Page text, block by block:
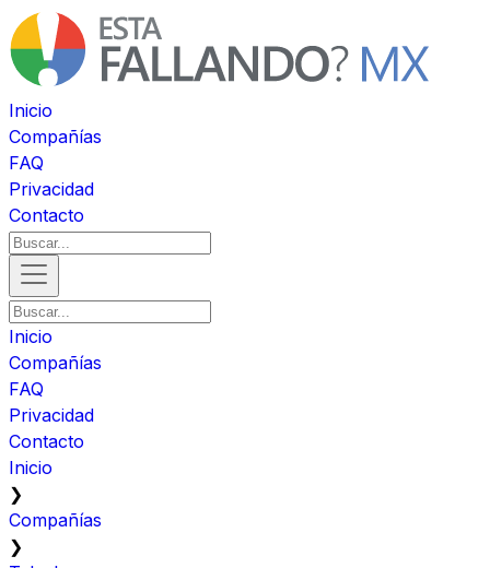
Inicio
Compañías
FAQ
Privacidad
Contacto
Inicio
Compañías
FAQ
Privacidad
Contacto
Inicio
❯
Compañías
❯